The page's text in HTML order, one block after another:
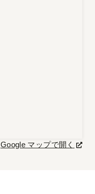
Google マップで開く